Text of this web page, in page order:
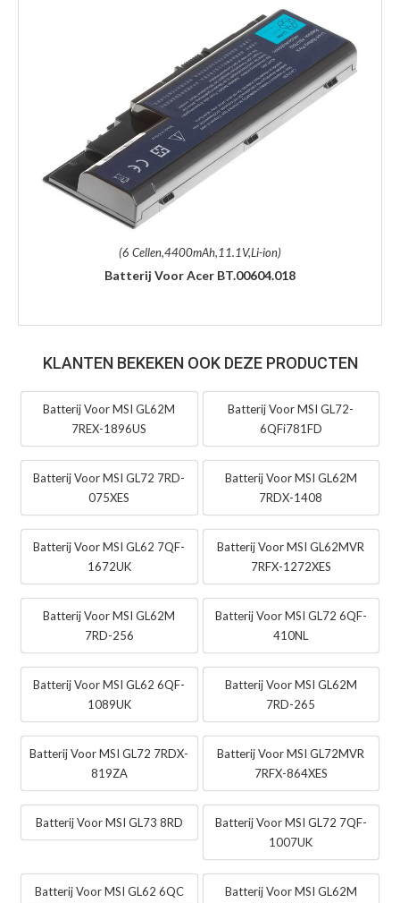
(6 Cellen,4400mAh,11.1V,Li-ion)
Batterij Voor Acer BT.00604.018
KLANTEN BEKEKEN OOK DEZE PRODUCTEN
Batterij Voor MSI GL62M
7REX-1896US
Batterij Voor MSI GL72-
6QFi781FD
Batterij Voor MSI GL72 7RD-
075XES
Batterij Voor MSI GL62M
7RDX-1408
Batterij Voor MSI GL62 7QF-
1672UK
Batterij Voor MSI GL62MVR
7RFX-1272XES
Batterij Voor MSI GL62M
7RD-256
Batterij Voor MSI GL72 6QF-
410NL
Batterij Voor MSI GL62 6QF-
1089UK
Batterij Voor MSI GL62M
7RD-265
Batterij Voor MSI GL72 7RDX-
819ZA
Batterij Voor MSI GL72MVR
7RFX-864XES
Batterij Voor MSI GL73 8RD
Batterij Voor MSI GL72 7QF-
1007UK
Batterij Voor MSI GL62 6QC
Batterij Voor MSI GL62M